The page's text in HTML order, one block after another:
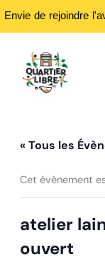
contenu
« Tous les
Cet évènement
atelier
ouvert